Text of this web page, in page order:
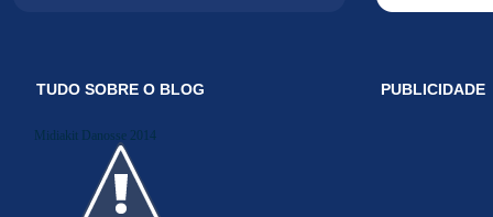
TUDO SOBRE O BLOG
Midiakit Danosse 2014
PUBLICIDADE